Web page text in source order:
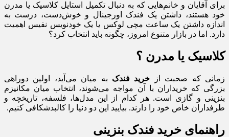
برای آقایان و خانم‌هایی که به دنبال تکمیل استایل کلاسیک یا مدرن
خود هستند، داشتن یک فندک اورجینال و خوش‌دست، درست به
اندازه داشتن یک ساعت مچی لوکس یا یک خودنویس نفیس اهمیت
دارد. اما در بازار متنوع امروز، چگونه باید انتخاب کرد؟
کلاسیک یا مدرن ؟
زمانی که صحبت از خرید فندک به میان می‌آید، اولین دوراهی
بزرگی که خریداران با آن مواجه می‌شوند، انتخاب میان مکانیزم
بنزینی و گازی است. هر کدام از این مدل‌ها، فلسفه، تاریخچه و
طرفداران خاص خود را دارند. بیایید این دو دنیا را کالبدشکافی کنیم.
راهنمای خرید فندک بنزینی